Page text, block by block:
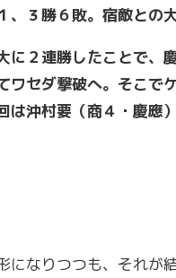
３勝６敗。宿敵との
に２連勝したことで、
ワセダ撃破へ。そこで
は沖村要（商４・慶應
になりつつも、それが